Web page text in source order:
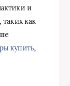
и
таких как
купить,